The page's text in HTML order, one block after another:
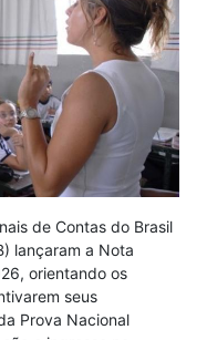
de Contas do Brasil
lançaram a Nota
orientando os
seus
Prova Nacional